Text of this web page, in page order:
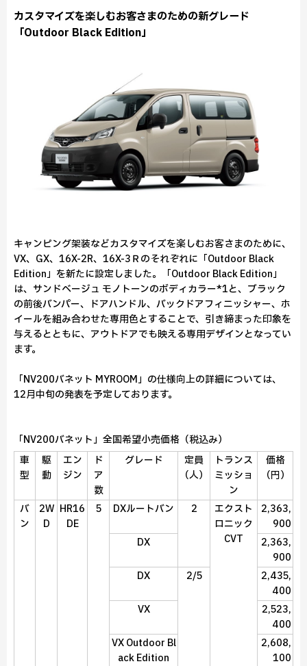
カスタマイズを楽しむお客さまのための新グレード
「Outdoor Black Edition」
キャンピング架装などカスタマイズを楽しむお客さまのために、
VX、GX、16X-2R、16X-3Ｒのそれぞれに「Outdoor Black
Edition」を新たに設定しました。「Outdoor Black Edition」
は、サンドベージュ モノトーンのボディカラー*1と、ブラック
の前後バンパー、ドアハンドル、バックドアフィニッシャー、ホ
イールを組み合わせた専用色とすることで、引き締まった印象を
与えるとともに、アウトドアでも映える専用デザインとなってい
ます。
「NV200バネット MYROOM」の仕様向上の詳細については、
12月中旬の発表を予定しております。
「NV200バネット」全国希望小売価格（税込み）
車
型
駆
動
エン
ジン
ド
ア
数
グレード
定員
（人）
トランス
ミッショ
ン
価格
（円）
バ
ン
2W
D
HR16
DE
5 DXルートバン 2
エクスト
ロニック
CVT
2,363,
900
DX
2,363,
900
DX
2/5
2,435,
400
VX
2,523,
400
VX Outdoor Bl
ack Edition
2,608,
100